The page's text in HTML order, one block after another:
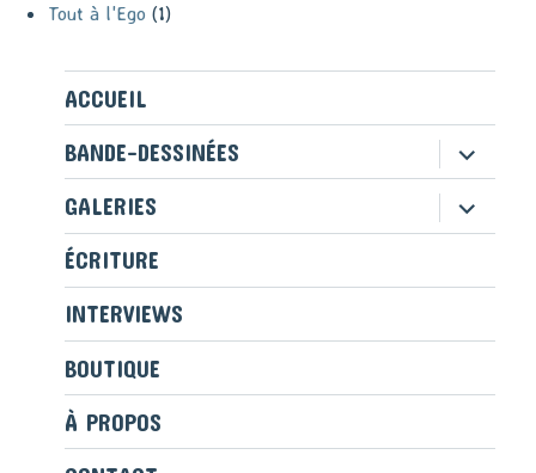
Tout à l'Ego (1)
ACCUEIL
BANDE-DESSINÉES
ouvrir
le
sous-
menu
GALERIES ouvrir
le
ÉCRITURE
INTERVIEWS
BOUTIQUE
À PROPOS